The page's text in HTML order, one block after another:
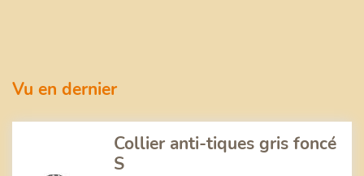
Vu en dernier
Collier anti-tiques gris foncé
S